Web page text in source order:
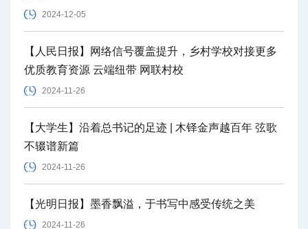
2024-12-05
【人民日报】网络信号覆盖提升，乡村学校对接更多
优质教育资源 云端纽带 网联村校
2024-11-26
【大学生】沿着总书记的足迹 | 木铎金声越百年 弦歌
不辍谱新篇
2024-11-26
【光明日报】墨香飘溢，于书写中感受传统之美
2024-11-26